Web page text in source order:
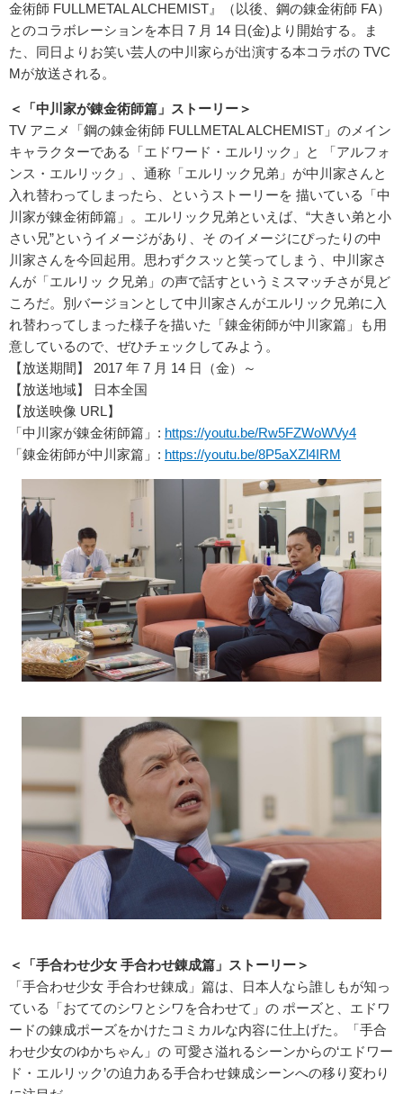
金術師 FULLMETAL ALCHEMIST』（以後、鋼の錬金術師 FA）
とのコラボレーションを本日 7 月 14 日(金)より開始する。ま
た、同日よりお笑い芸人の中川家らが出演する本コラボの TVC
Mが放送される。
＜「中川家が錬金術師篇」ストーリー＞
TV アニメ「鋼の錬金術師 FULLMETAL ALCHEMIST」のメイン
キャラクターである「エドワード・エルリック」と 「アルフォ
ンス・エルリック」、通称「エルリック兄弟」が中川家さんと
入れ替わってしまったら、というストーリーを 描いている「中
川家が錬金術師篇」。エルリック兄弟といえば、“大きい弟と小
さい兄”というイメージがあり、そ のイメージにぴったりの中
川家さんを今回起用。思わずクスッと笑ってしまう、中川家さ
んが「エルリッ ク兄弟」の声で話すというミスマッチさが見ど
ころだ。別バージョンとして中川家さんがエルリック兄弟に入
れ替わってしまった様子を描いた「錬金術師が中川家篇」も用
意しているので、ぜひチェックしてみよう。
【放送期間】 2017 年 7 月 14 日（金）～
【放送地域】 日本全国
【放送映像 URL】
「中川家が錬金術師篇」: https://youtu.be/Rw5FZWoWVy4
「錬金術師が中川家篇」: https://youtu.be/8P5aXZl4IRM
＜「手合わせ少女 手合わせ錬成篇」ストーリー＞
「手合わせ少女 手合わせ錬成」篇は、日本人なら誰しもが知っ
ている「おててのシワとシワを合わせて」の ポーズと、エドワ
ードの錬成ポーズをかけたコミカルな内容に仕上げた。「手合
わせ少女のゆかちゃん」の 可愛さ溢れるシーンからの‘エドワー
ド・エルリック’の迫力ある手合わせ錬成シーンへの移り変わり